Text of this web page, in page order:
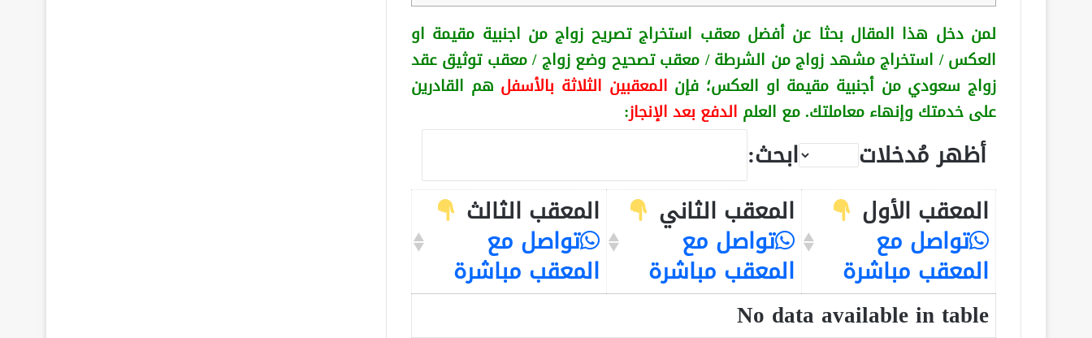
لمن دخل هذا المقال بحثا عن أفضل معقب استخراج تصريح زواج من اجنبية مقيمة او
العكس/ استخراج مشهد زواج من الشرطة / معقب تصحيح وضع زواج / معقب توثيق عقد
زواج سعودي من أجنبية مقيمة او العكس؛ فإن المعقبين الثلاثة بالأسفل هم القادرين
على خدمتك وإنهاء معاملتك. مع العلم الدفع بعد الإنجاز:
أظهر مُدخلات
ابحث:
المعقب الأول
تواصل مع
المعقب مباشرة
المعقب الثاني
تواصل مع
المعقب مباشرة
المعقب الثالث
تواصل مع
المعقب مباشرة
No data available in table